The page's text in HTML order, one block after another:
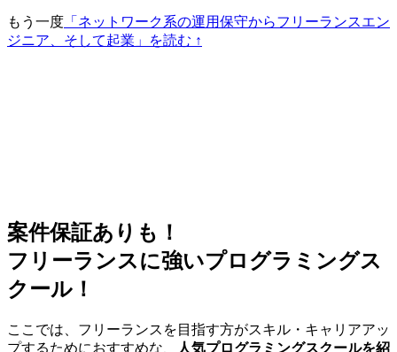
もう一度 「ネットワーク系の運用保守からフリーランスエン
ジニア、そして起業」を読む ↑
案件保証ありも！
フリーランスに強いプログラミングス
クール！
ここでは、フリーランスを目指す方がスキル・キャリアアッ
プするためにおすすめな、
人気プログラミングスクールを紹